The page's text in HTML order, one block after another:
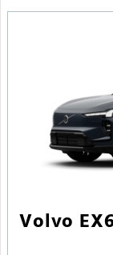
Volvo